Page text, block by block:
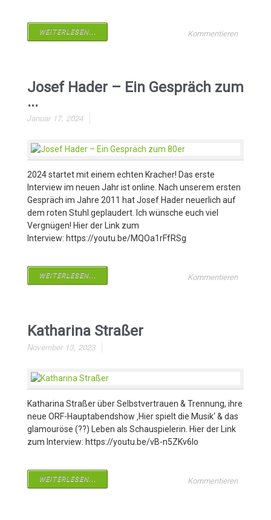
WEITERLESEN... Kommentieren
Josef Hader – Ein Gespräch zum
...
Januar 17, 2024
2024 startet mit einem echten Kracher! Das erste
Interview im neuen Jahr ist online. Nach unserem ersten
Gespräch im Jahre 2011 hat Josef Hader neuerlich auf
dem roten Stuhl geplaudert. Ich wünsche euch viel
Vergnügen! Hier der Link zum
Interview: https://youtu.be/MQOa1rFfRSg
WEITERLESEN... Kommentieren
Katharina Straßer
November 13, 2023
Katharina Straßer über Selbstvertrauen & Trennung, ihre
neue ORF-Hauptabendshow ‚Hier spielt die Musik‘ & das
glamouröse (??) Leben als Schauspielerin. Hier der Link
zum Interview: https://youtu.be/vB-n5ZKv6lo
WEITERLESEN... Kommentieren